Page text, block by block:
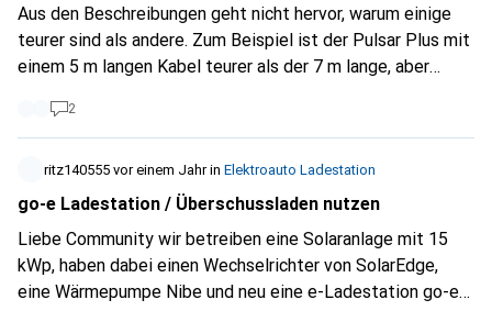
kaufen könnte. Dankeschön
Aus den Beschreibungen geht nicht hervor, warum einige
teurer sind als andere. Zum Beispiel ist der Pulsar Plus mit
einem 5 m langen Kabel teurer als der 7 m lange, aber
oder so... Preise, Gewichte und Kabellängen sind
uneinheitlich und sollten vielleicht überarbeitet werden.
Ich schlage vor, ein paar mehr Details hinzuzufügen, damit
wir die Produkte vergleichen und das richtige auswählen
wichtig zu wissen, ob das Differential vom Typ B im Gerät
enthalten ist oder separat gekauft werden muss. Ich
beziehe mich nicht auf die Bundle-Pakete, bei denen es
2
ritz140555 vor einem Jahrin Elektroauto Ladestation
go-e Ladestation / Überschussladen nutzen
Liebe Community wir betreiben eine Solaranlage mit 15
kWp, haben dabei einen Wechselrichter von SolarEdge,
eine Wärmepumpe Nibe und neu eine e-Ladestation go-e